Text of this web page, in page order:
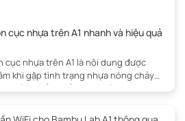
cục nhựa trên A1 nhanh và hiệu quả
cục nhựa trên A1 là nội dung được
khi gặp tình trạng nhựa nóng chảy
hưởng đến chất lượng bản in và hiệu